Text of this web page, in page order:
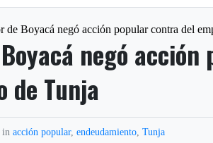
de Boyacá negó acción popular contra del
negó acción
Tunja
inacción popular,endeudamiento ,Tunja